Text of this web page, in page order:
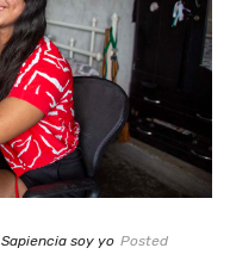
Sapiencia soy yo Posted